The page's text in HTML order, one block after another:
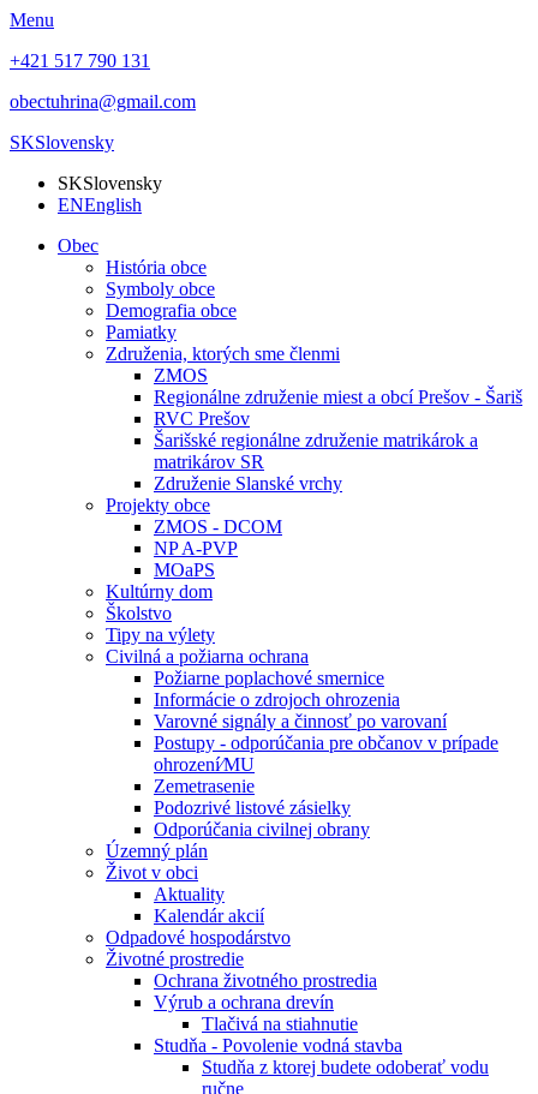
Menu
+421 517 790 131
obectuhrina@gmail.com
SKSlovensky
SKSlovensky
ENEnglish
Obec
História obce
Symboly obce
Demografia obce
Pamiatky
Združenia, ktorých sme členmi
ZMOS
Regionálne združenie miest a obcí Prešov - Šariš
RVC Prešov
Šarišské regionálne združenie matrikárok a
matrikárov SR
Združenie Slanské vrchy
Projekty obce
ZMOS - DCOM
NP A-PVP
MOaPS
Kultúrny dom
Školstvo
Tipy na výlety
Civilná a požiarna ochrana
Požiarne poplachové smernice
Informácie o zdrojoch ohrozenia
Varovné signály a činnosť po varovaní
Postupy - odporúčania pre občanov v prípade
ohrození⁄MU
Zemetrasenie
Podozrivé listové zásielky
Odporúčania civilnej obrany
Územný plán
Život v obci
Aktuality
Kalendár akcií
Odpadové hospodárstvo
Životné prostredie
Ochrana životného prostredia
Výrub a ochrana drevín
Tlačivá na stiahnutie
Studňa - Povolenie vodná stavba
Studňa z ktorej budete odoberať vodu
ručne